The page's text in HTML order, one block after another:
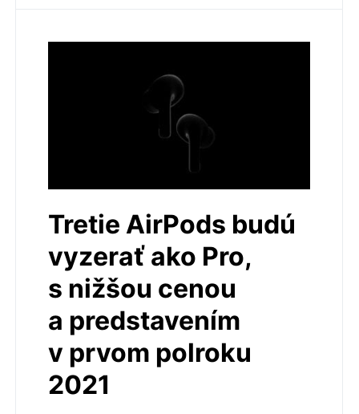
Tretie AirPods budú
vyzerať ako Pro,
s nižšou cenou
a predstavením
v prvom polroku
2021